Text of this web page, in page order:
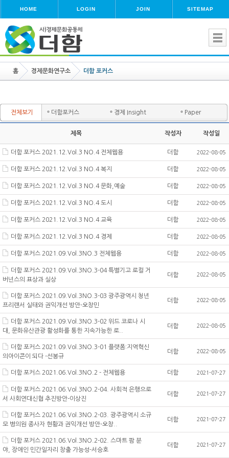
HOME LOGIN JOIN SITEMAP
홈 경제문화연구소 더함 포커스
전체보기 더함포커스 경제 Insight Paper
제목 작성자 작성일
더함 포커스 2021.12.Vol.3 NO.4 전체웹용 더함 2022-08-05
더함 포커스 2021.12.Vol.3 NO.4 복지 더함 2022-08-05
더함 포커스 2021.12.Vol.3 NO.4 문화,예술 더함 2022-08-05
더함 포커스 2021.12.Vol.3 NO.4 도시 더함 2022-08-05
더함 포커스 2021.12.Vol.3 NO.4 교육 더함 2022-08-05
더함 포커스 2021.12.Vol.3 NO.4 경제 더함 2022-08-05
더함 포커스 2021.09.Vol.3NO.3 전체웹용 더함 2022-08-05
더함 포커스 2021.09.Vol.3NO.3-04 특별기고 로컬 거
버넌스의 표상과 실상
더함 2022-08-05
더함 포커스 2021.09.Vol.3NO.3-03 광주광역시 청년
프리랜서 실태와 권익개선 방안-오창민
더함 2022-08-05
더함 포커스 2021.09.Vol.3NO.3-02 위드 코로나 시
대, 문화유산관광 활성화를 통한 지속가능한 로..
더함 2022-08-05
더함 포커스 2021.09.Vol.3NO.3-01 플랫폼:지역혁신
의아이콘이 되다 -선봉규
더함 2022-08-05
더함 포커스 2021.06.Vol.3NO.2 - 전체웹용 더함 2021-07-27
더함 포커스 2021.06.Vol.3NO.2-04. 사회적 은행으로
서 사회연대신협 추진방안-이상진
더함 2021-07-27
더함 포커스 2021.06.Vol.3NO.2-03. 광주광역시 소규
모 병의원 종사자 현황과 권익개선 방안-오창..
더함 2021-07-27
더함 포커스 2021.06.Vol.3NO.2-02. 스마트 팜 분
야, 장애인 민간일자리 창출 가능성-서승호
더함 2021-07-27